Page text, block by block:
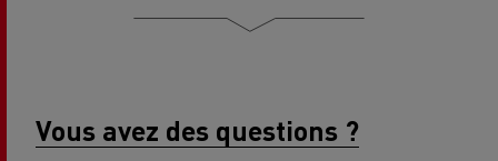
Vous avez des questions ?